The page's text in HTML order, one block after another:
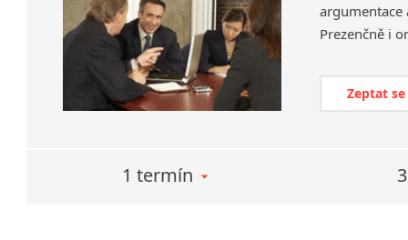
argumentace
Prezenčně i
Zeptat
1 termín